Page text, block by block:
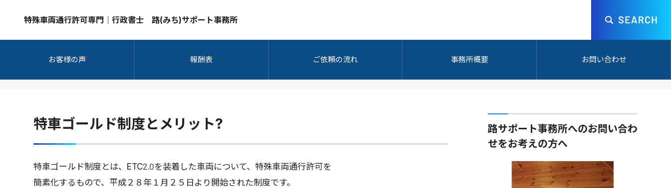
特殊車両通行許可専門｜行政書士 路(みち)サポート事務所
お客様の声 報酬表 ご依頼の流れ 事務所概要 お問い合わせ
特車ゴールド制度とメリット?
特車ゴールド制度とは、ETC2.0を装着した車両について、特殊車両通行許可を
簡素化するもので、平成２８年１月２５日より開始された制度です。
路サポート事務所へのお問い合わ
せをお考えの方へ